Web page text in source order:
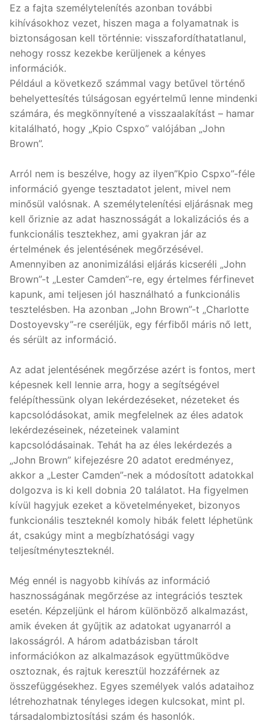
Ez a fajta személytelenítés azonban további
kihívásokhoz vezet, hiszen maga a folyamatnak is
biztonságosan kell történnie: visszafordíthatatlanul,
nehogy rossz kezekbe kerüljenek a kényes
információk.
Például a következő számmal vagy betűvel történő
behelyettesítés túlságosan egyértelmű lenne mindenki
számára, és megkönnyítené a visszaalakítást – hamar
kitalálható, hogy „Kpio Cspxo” valójában „John
Brown”.
Arról nem is beszélve, hogy az ilyen”Kpio Cspxo”-féle
információ gyenge tesztadatot jelent, mivel nem
minősül valósnak. A személytelenítési eljárásnak meg
kell őriznie az adat hasznosságát a lokalizációs és a
funkcionális tesztekhez, ami gyakran jár az
értelmének és jelentésének megőrzésével.
Amennyiben az anonimizálási eljárás kicseréli „John
Brown”-t „Lester Camden”-re, egy értelmes férfinevet
kapunk, ami teljesen jól használható a funkcionális
tesztelésben. Ha azonban „John Brown”-t „Charlotte
Dostoyevsky”-re cseréljük, egy férfiből máris nő lett,
és sérült az információ.
Az adat jelentésének megőrzése azért is fontos, mert
képesnek kell lennie arra, hogy a segítségével
felépíthessünk olyan lekérdezéseket, nézeteket és
kapcsolódásokat, amik megfelelnek az éles adatok
lekérdezéseinek, nézeteinek valamint
kapcsolódásainak. Tehát ha az éles lekérdezés a
„John Brown” kifejezésre 20 adatot eredményez,
akkor a „Lester Camden”-nek a módosított adatokkal
dolgozva is ki kell dobnia 20 találatot. Ha figyelmen
kívül hagyjuk ezeket a követelményeket, bizonyos
funkcionális teszteknél komoly hibák felett léphetünk
át, csakúgy mint a megbízhatósági vagy
teljesítményteszteknél.
Még ennél is nagyobb kihívás az információ
hasznosságának megőrzése az integrációs tesztek
esetén. Képzeljünk el három különböző alkalmazást,
amik éveken át gyűjtik az adatokat ugyanarról a
lakosságról. A három adatbázisban tárolt
információkon az alkalmazások együttműködve
osztoznak, és rajtuk keresztül hozzáférnek az
összefüggésekhez. Egyes személyek valós adataihoz
létrehozhatnak tényleges idegen kulcsokat, mint pl.
társadalombiztosítási szám és hasonlók.